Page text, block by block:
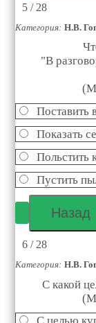
5 / 28
Категория: Н.В.
"В
Поставить
Показать
Польстить
Пустить
6 / 28
Категория: Н.В.
С какой